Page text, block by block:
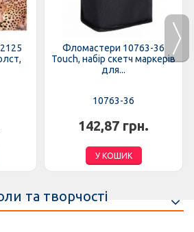
Фломастери 10763-36
Touch, набір скетч маркерів
для...
10763-36
142,87 грн.
У КОШИК
та творчості